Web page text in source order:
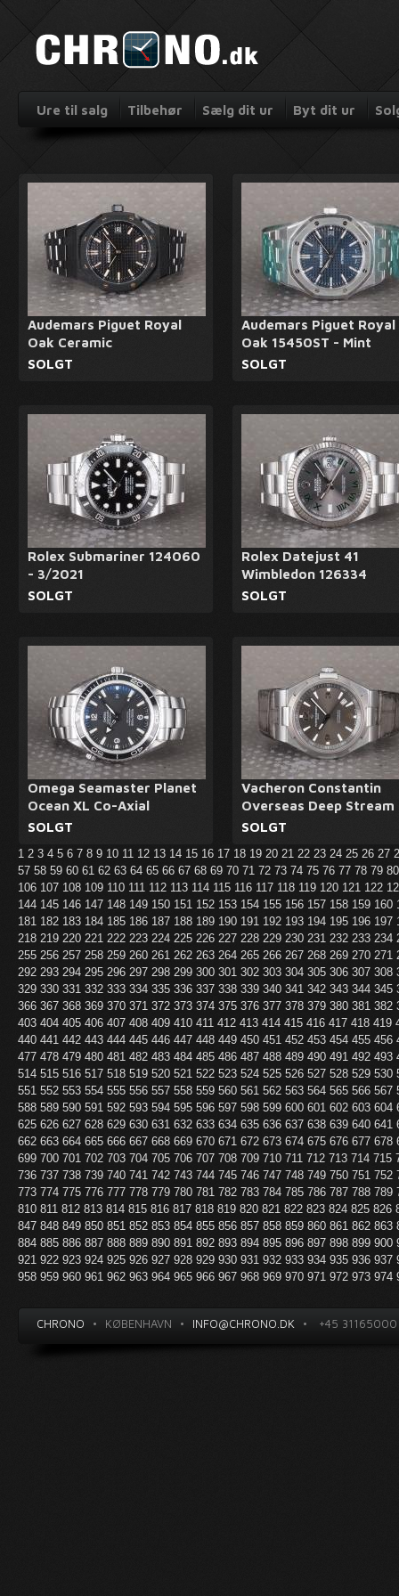
Ure til salg Tilbehør Sælg dit ur Byt dit ur
Audemars Piguet Royal
Oak Ceramic
SOLGT
Audemars Piguet Royal
Oak 15450ST - Mint
SOLGT
Rolex Submariner 124060
- 3/2021
SOLGT
Rolex Datejust 41
Wimbledon 126334
SOLGT
Omega Seamaster Planet
Ocean XL Co-Axial
SOLGT
Vacheron Constantin
Overseas Deep Stream
SOLGT
1 2 3 4 5 6 7 8 9 10 11 12 13 14 15 16 17 18 19 20 21 22 23 24 25 26 27
57 58 59 60 61 62 63 64 65 66 67 68 69 70 71 72 73 74 75 76 77 78 79
106 107 108 109 110 111 112 113 114 115 116 117 118 119 120 121 122
144 145 146 147 148 149 150 151 152 153 154 155 156 157 158 159 160
181 182 183 184 185 186 187 188 189 190 191 192 193 194 195 196 197
218 219 220 221 222 223 224 225 226 227 228 229 230 231 232 233 234
255 256 257 258 259 260 261 262 263 264 265 266 267 268 269 270 271
292 293 294 295 296 297 298 299 300 301 302 303 304 305 306 307 308
329 330 331 332 333 334 335 336 337 338 339 340 341 342 343 344 345
366 367 368 369 370 371 372 373 374 375 376 377 378 379 380 381 382
403 404 405 406 407 408 409 410 411 412 413 414 415 416 417 418 419
440 441 442 443 444 445 446 447 448 449 450 451 452 453 454 455 456
477 478 479 480 481 482 483 484 485 486 487 488 489 490 491 492 493
514 515 516 517 518 519 520 521 522 523 524 525 526 527 528 529 530
551 552 553 554 555 556 557 558 559 560 561 562 563 564 565 566 567
588 589 590 591 592 593 594 595 596 597 598 599 600 601 602 603 604
625 626 627 628 629 630 631 632 633 634 635 636 637 638 639 640 641
662 663 664 665 666 667 668 669 670 671 672 673 674 675 676 677 678
699 700 701 702 703 704 705 706 707 708 709 710 711 712 713 714 715
736 737 738 739 740 741 742 743 744 745 746 747 748 749 750 751 752
773 774 775 776 777 778 779 780 781 782 783 784 785 786 787 788 789
810 811 812 813 814 815 816 817 818 819 820 821 822 823 824 825 826
847 848 849 850 851 852 853 854 855 856 857 858 859 860 861 862 863
884 885 886 887 888 889 890 891 892 893 894 895 896 897 898 899 900
921 922 923 924 925 926 927 928 929 930 931 932 933 934 935 936 937
958 959 960 961 962 963 964 965 966 967 968 969 970 971 972 973 974
CHRONO • KØBENHAVN • INFO@CHRONO.DK • +45 31165000